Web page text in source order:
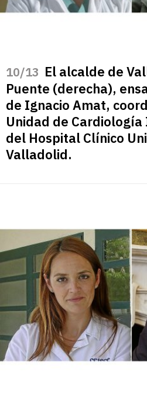
/13 El alcalde de
Puente (derecha),
de Ignacio Amat,
Unidad de
del Hospital Clínico
Valladolid.